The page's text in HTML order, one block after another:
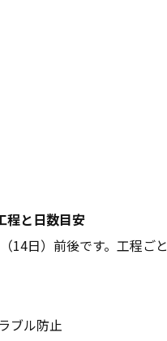
程と日数目安
日）前後です。工程ご
ブル防止